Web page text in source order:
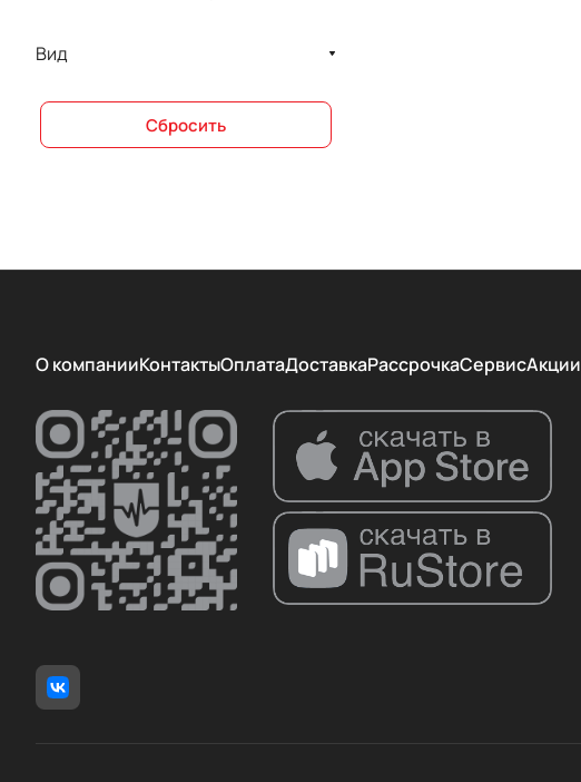
Вид
Сбросить
О компанииКонтактыОплатаДоставкаРассрочкаСервисАкции